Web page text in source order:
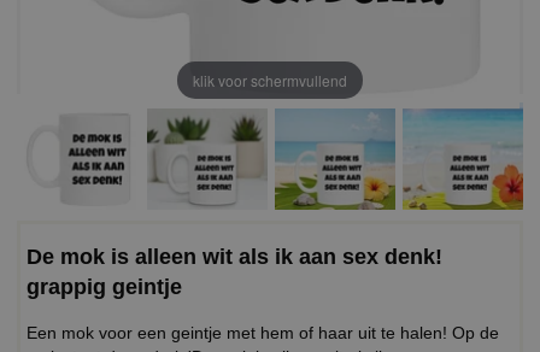
klik voor schermvullend
De mok is alleen wit als ik aan sex denk!
grappig geintje
Een mok voor een geintje met hem of haar uit te halen! Op de